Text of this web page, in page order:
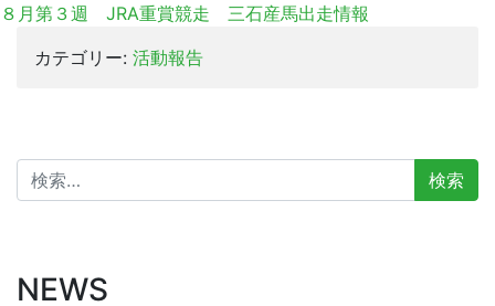
８月第３週 JRA重賞競走 三石産馬出走情報
カテゴリー: 活動報告
検
索:
NEWS